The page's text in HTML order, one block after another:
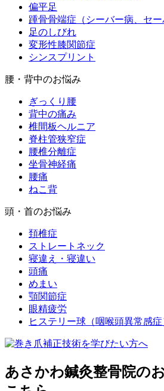
偏平足
踵骨骨端症（シーバー病、セー
足のしびれ
変形性膝関節症
シンスプリント
腰・背中のお悩み
ぎっくり腰
背中の痛み
椎間板ヘルニア
脊柱管狭窄症
腰椎分離症
坐骨神経痛
腰痛
ねこ背
頭・首のお悩み
頚椎症
ストレートネック
寝違え・寝違い
頭痛
めまい
顎関節症
眼精疲労
ヒステリー球（咽喉頭異常感症
あさかわ鍼灸整⾻院の